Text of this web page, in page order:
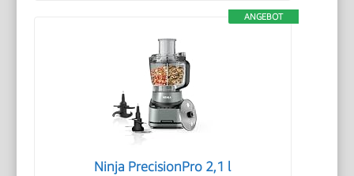
ANGEBOT
Ninja PrecisionPro 2,1 l